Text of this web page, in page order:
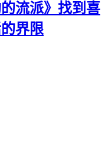
流派》找到喜
界限